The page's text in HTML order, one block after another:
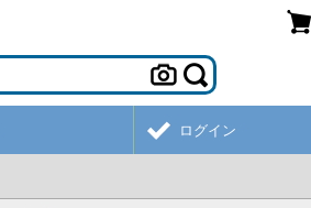
ログイン